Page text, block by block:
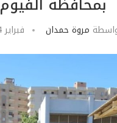
مروة حمدان فبراير 24, 2026